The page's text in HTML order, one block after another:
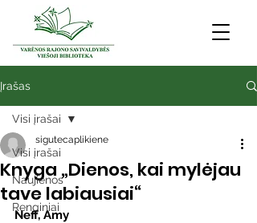
Įrašas
Visi įrašai
Naujienos
Renginiai
Visi įrašai
Knyga „Dienos, kai mylėjau
tave labiausiai“
sigutecaplikiene
Neff, Amy